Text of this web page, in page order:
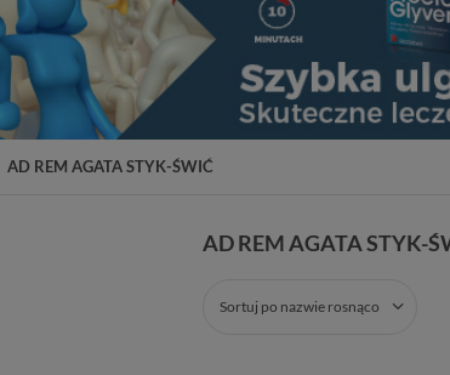
AD REM AGATA STYK-ŚWIĆ
AD REM AGATA STYK-
Sortuj po nazwie rosnąco